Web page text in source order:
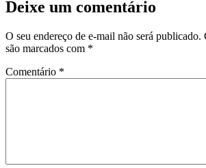
Deixe um comentário
O seu endereço de e-mail não será publicado.
são marcados com *
Comentário *